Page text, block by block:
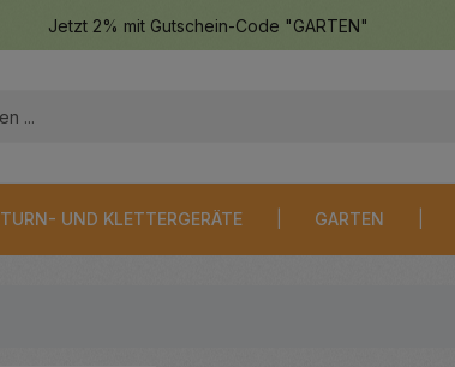
Jetzt 2% mit Gutschein-Code "GARTEN"
TURN- UND KLETTERGERÄTE GARTEN